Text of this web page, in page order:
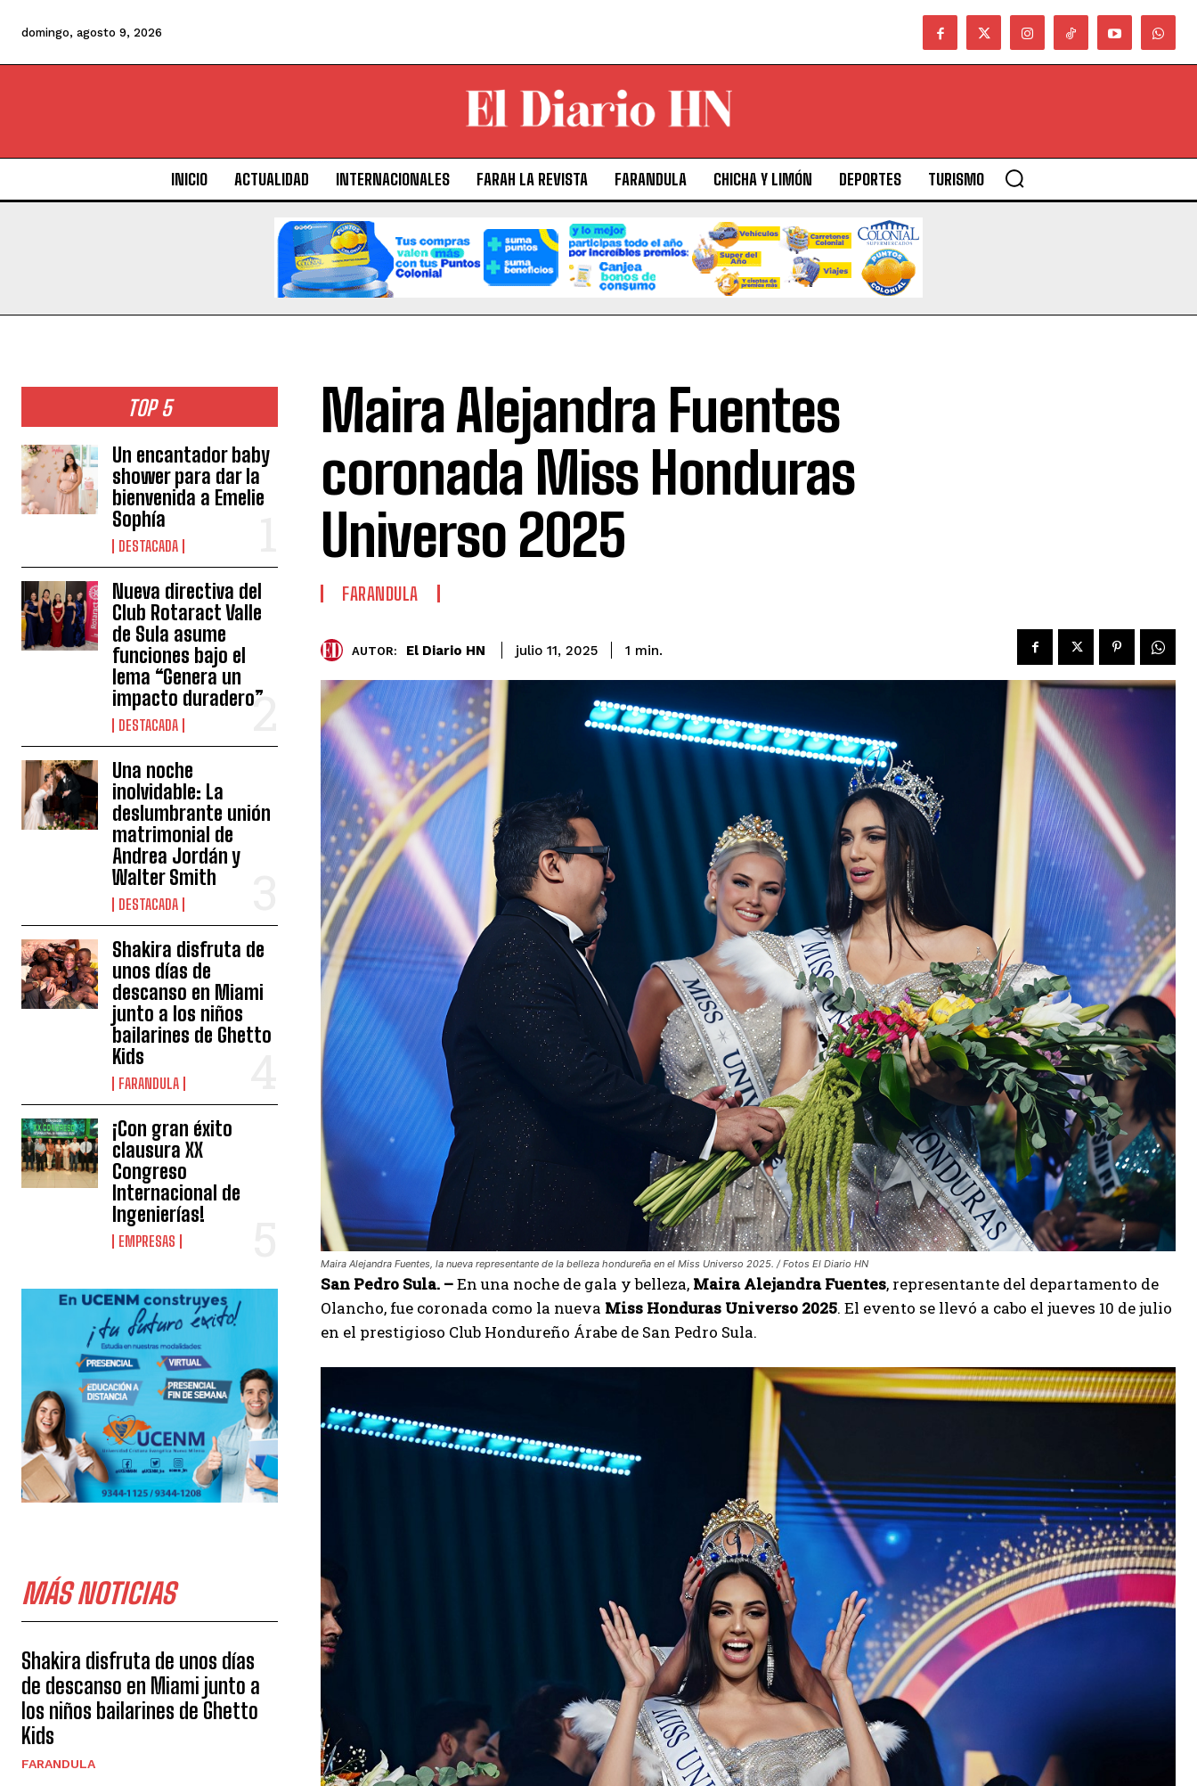
domingo, agosto 9, 2026
INICIO ACTUALIDAD INTERNACIONALES FARAH LA REVISTA FARANDULA CHICHA Y LIMÓN DEPORTES TURISMO
TOP 5
Un encantador baby
shower para dar la
bienvenida a Emelie
Sophía
DESTACADA
Nueva directiva del
Club Rotaract Valle
de Sula asume
funciones bajo el
lema “Genera un
impacto duradero”
DESTACADA
Una noche
inolvidable: La
deslumbrante unión
matrimonial de
Andrea Jordán y
Walter Smith
DESTACADA
Shakira disfruta de
unos días de
descanso en Miami
junto a los niños
bailarines de Ghetto
Kids
FARANDULA
¡Con gran éxito
clausura XX
Congreso
Internacional de
Ingenierías!
EMPRESAS
MÁS NOTICIAS
Shakira disfruta de unos días
de descanso en Miami junto a
los niños bailarines de Ghetto
Kids
FARANDULA
Maira Alejandra Fuentes
coronada Miss Honduras
Universo 2025
FARANDULA
AUTOR: El Diario HN julio 11, 2025 1 min.
Maira Alejandra Fuentes, la nueva representante de la belleza hondureña en el Miss Universo 2025. / Fotos El Diario HN
San Pedro Sula. –En una noche de gala y belleza, Maira Alejandra Fuentes, representante del departamento de
Olancho, fue coronada como la nueva Miss Honduras Universo 2025. El evento se llevó a cabo el jueves 10 de julio
en el prestigioso Club Hondureño Árabe de San Pedro Sula.